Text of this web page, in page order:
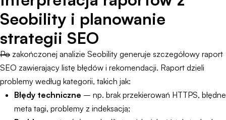
Seobility i planowanie
strategii SEO
Po zakończonej analizie Seobility generuje szczegółowy raport
SEO zawierający listę błędów i rekomendacji. Raport dzieli
problemy według kategorii, takich jak:
Błędy techniczne – np. brak przekierowań HTTPS, błędne
meta tagi, problemy z indeksacją;